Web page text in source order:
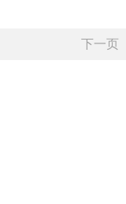
下一页